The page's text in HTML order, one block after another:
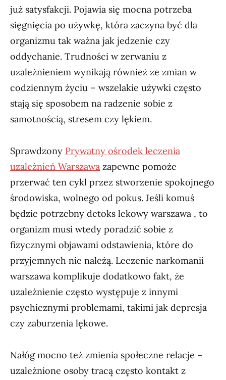
już satysfakcji. Pojawia się mocna potrzeba
sięgnięcia po używkę, która zaczyna być dla
organizmu tak ważna jak jedzenie czy
oddychanie. Trudności w zerwaniu z
uzależnieniem wynikają również ze zmian w
codziennym życiu – wszelakie używki często
stają się sposobem na radzenie sobie z
samotnością, stresem czy lękiem.
Sprawdzony Prywatny ośrodek leczenia
uzależnień Warszawa zapewne pomoże
przerwać ten cykl przez stworzenie spokojnego
środowiska, wolnego od pokus. Jeśli komuś
będzie potrzebny detoks lekowy warszawa , to
organizm musi wtedy poradzić sobie z
fizycznymi objawami odstawienia, które do
przyjemnych nie należą. Leczenie narkomanii
warszawa komplikuje dodatkowo fakt, że
uzależnienie często występuje z innymi
psychicznymi problemami, takimi jak depresja
czy zaburzenia lękowe.
Nałóg mocno też zmienia społeczne relacje –
uzależnione osoby tracą często kontakt z